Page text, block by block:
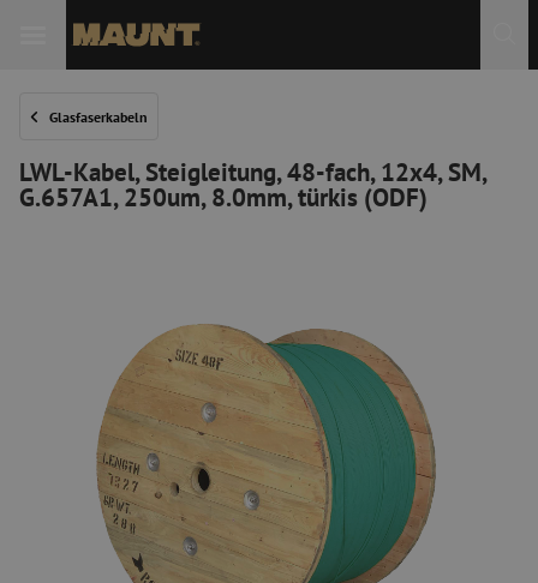
Glasfaserkabeln
LWL-Kabel, Steigleitung, 48-fach, 12x4, SM,
G.657A1, 250um, 8.0mm, türkis (ODF)